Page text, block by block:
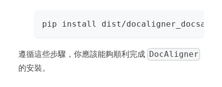
pip install dist/docaligner_docsaid-
遵循這些步驟，你應該能夠順利完成 DocAligner
的安裝。